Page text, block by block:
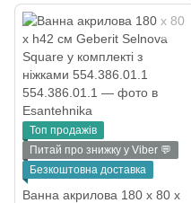
Топ продажів
Питай про знижку у Viber 💬
Безкоштовна доставка
Ванна акрилова 180 х 80 х